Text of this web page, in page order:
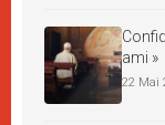
ami »
22 Mai